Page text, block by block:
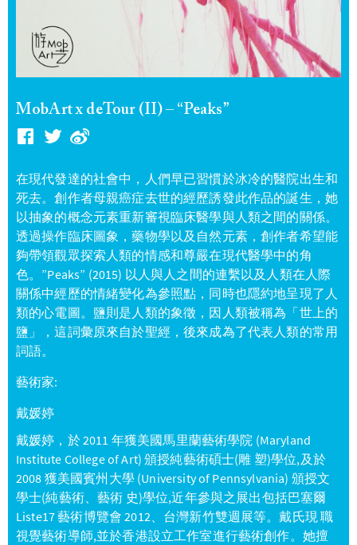
MobArt x deTour (II) – “Peaks”
在現代發達的社會中，人們早已習慣於冰冷的醫院出生和
死去。創作者母親癌症去世的經歷誘發此作品的誕生，她
以抽象的概念元素重新審視臨床醫學與人類之間的關係。
透過操作臨床圖象，藥物學以及自然元素，創作者希望能
夠帶領觀眾探索人類的情感和尊嚴在現代醫學中的角
色。”Peaks” (2015) 以人與人之間的連繫以及人類在人際
關係中經歷的情緒變化為參照點，同時也隱約地呈現了人
類的心電圖。鹽則是人類的象徵，因人類被稱為「世上的
鹽」，這詞彙原來自於聖經，後來成為了代表人類的常用
詞語。
藝術家:
戴媛婷
戴媛婷，於 2011 年獲美國馬里蘭藝術學院 (Maryland
Institute College of Art) 頒授純藝術碩士(雕 塑)學位,及於
2008 獲美國賓州大學 (University of Pennsylvania) 頒授文
學士(純藝術、藝術 史)學位,近年參與之展出包括巴塞爾
Liste17 藝術博覽會 2012、台灣新竹雙週展等。戴氏現 職
視覺藝術導師,並於香港設立工作室進行藝術創作。她擅